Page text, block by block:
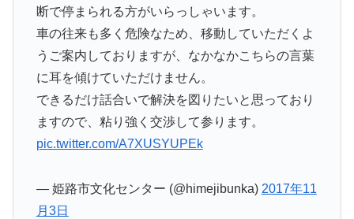
断で停まられる方がいらっしゃいます。
車の往来も多く危険なため、移動していただくよ
うご案内しておりますが、なかなかこちらの言葉
に耳を傾けていただけません。
できるだけ話合いで解決を図りたいと思っており
ますので、粘り強く交渉して参ります。
pic.twitter.com/A7XUSYUPEk
— 姫路市文化センター (@himejibunka) 2017年11
月3日